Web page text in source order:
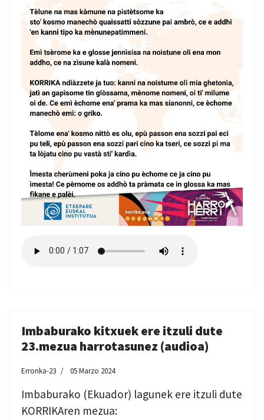
Imbaburako kitxuek ere itzuli dute
23.mezua harrotasunez (audioa)
Erronka-23 05 Marzo 2024
Imbaburako (Ekuador) lagunek ere itzuli dute
KORRIKAren mezua: